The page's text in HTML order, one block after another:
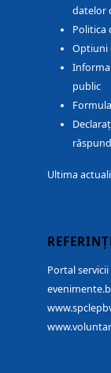
datelor
Politica
Optiuni
public
Ultima
Portal